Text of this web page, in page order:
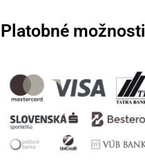
Platobné možnosti